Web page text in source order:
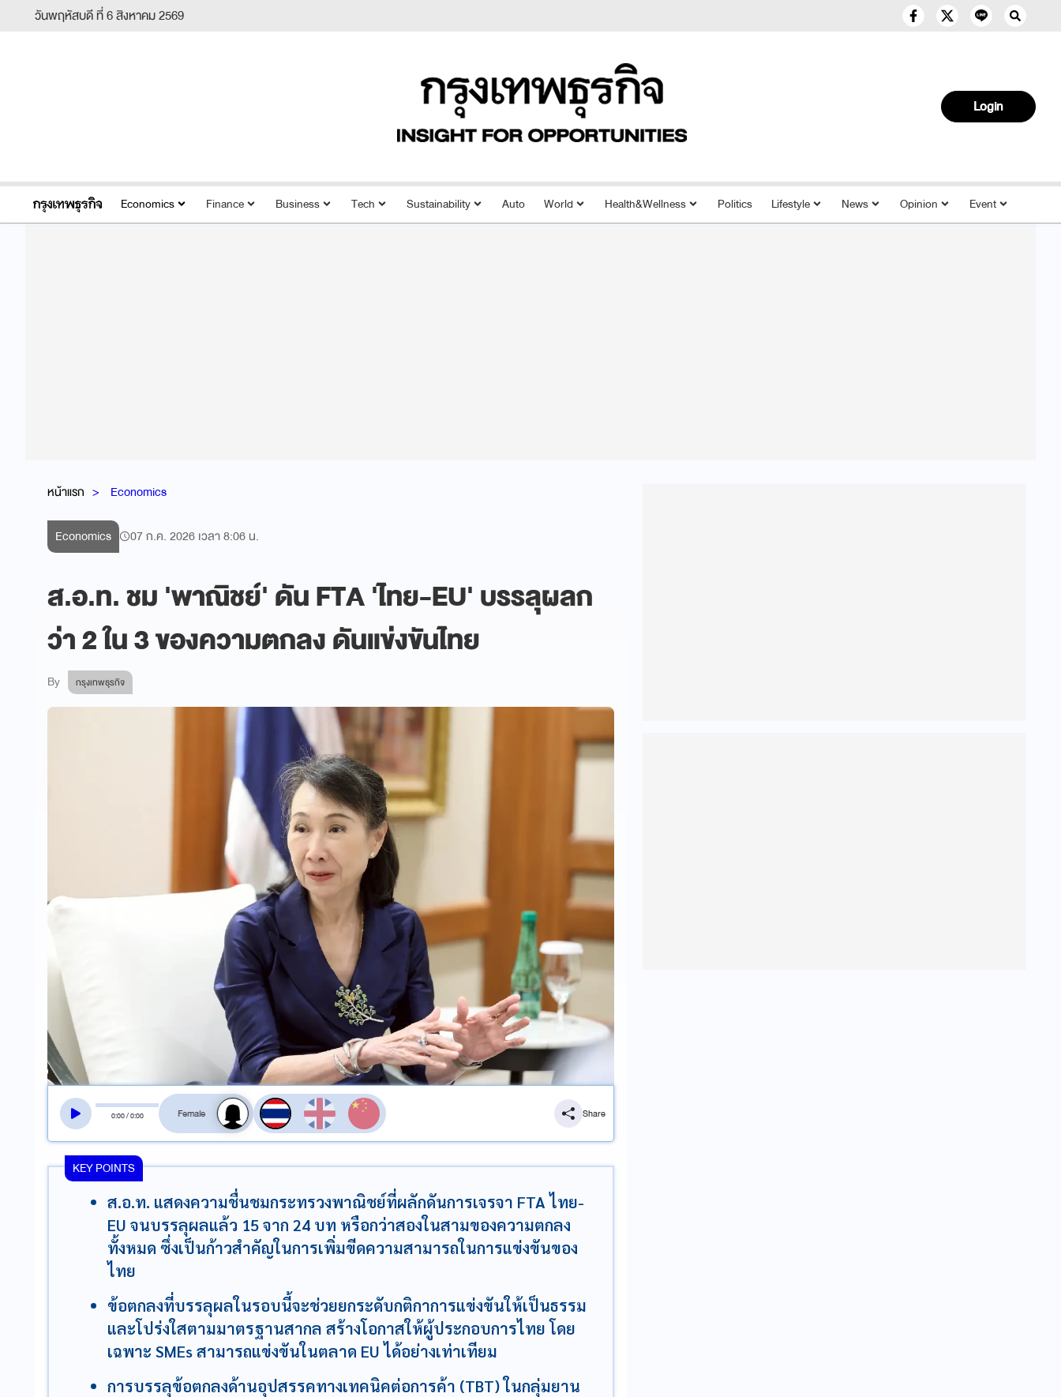
วันพฤหัสบดี ที่ 6 สิงหาคม 2569
Login
Economics Finance Business Tech Sustainability Auto World Health&Wellness Politics Lifestyle News Opinion Event
หน้าแรก Economics
Economics 07 ก.ค. 2026 เวลา 8:06 น.
ส.อ.ท. ชม 'พาณิชย์' ดัน FTA 'ไทย-EU' บรรลุผลก
ว่า 2 ใน 3 ของความตกลง ดันแข่งขันไทย
By กรุงเทพธุรกิจ
0:00/0:00
สลับเสียงอ่าน
Share
KEY POINTS
ส.อ.ท. แสดงความชื่นชมกระทรวงพาณิชย์ที่ผลักดันการเจรจา FTA ไทย-
EU จนบรรลุผลแล้ว 15 จาก 24 บท หรือกว่าสองในสามของความตกลง
ทั้งหมด ซึ่งเป็นก้าวสำคัญในการเพิ่มขีดความสามารถในการแข่งขันของ
ไทย
ข้อตกลงที่บรรลุผลในรอบนี้จะช่วยยกระดับกติกาการแข่งขันให้เป็นธรรม
และโปร่งใสตามมาตรฐานสากล สร้างโอกาสให้ผู้ประกอบการไทย โดย
เฉพาะ SMEs สามารถแข่งขันในตลาด EU ได้อย่างเท่าเทียม
การบรรลุข้อตกลงด้านอุปสรรคทางเทคนิคต่อการค้า (TBT) ในกลุ่มยาน